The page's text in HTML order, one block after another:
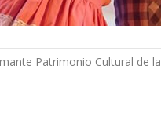
Patrimonio Cultural de la